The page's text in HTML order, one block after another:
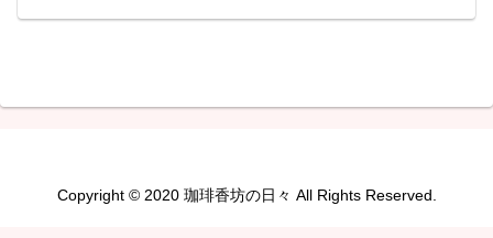
Copyright © 2020 珈琲香坊の日々 All Rights Reserved.